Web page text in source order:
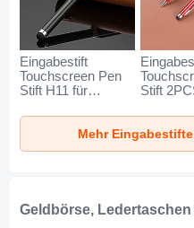
Eingabestift
Touchscreen Pen
Stift H11 für
J3 Schwarz
Stift
J3 Rot
Mehr
Geldbörse,